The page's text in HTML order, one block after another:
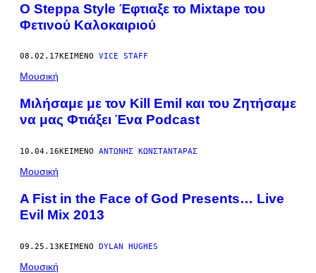
Ο Steppa Style Έφτιαξε το Mixtape του
Φετινού Καλοκαιριού
08.02.17ΚΕΊΜΕΝΟ VICE STAFF
Μουσική
Μιλήσαμε με τον Kill Emil και του Ζητήσαμε
να μας Φτιάξει Ένα Podcast
10.04.16ΚΕΊΜΕΝΟ ΑΝΤΏΝΗΣ ΚΩΝΣΤΑΝΤΆΡΑΣ
Μουσική
A Fist in the Face of God Presents… Live
Evil Mix 2013
09.25.13ΚΕΊΜΕΝΟ DYLAN HUGHES
Μουσική